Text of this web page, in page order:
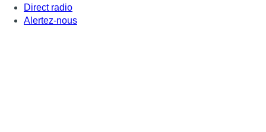
Direct radio
Alertez-nous